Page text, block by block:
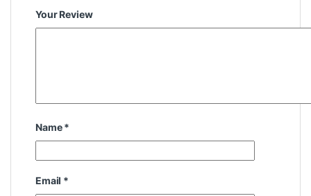
Your Review
Name*
Email *